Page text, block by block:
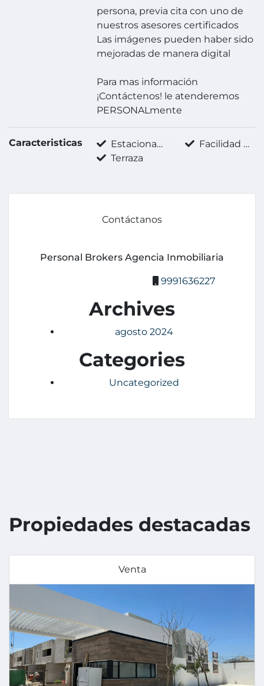
persona, previa cita con uno de
nuestros asesores certificados
Las imágenes pueden haber sido
mejoradas de manera digital
Para mas información
¡Contáctenos! le atenderemos
PERSONALmente
Caracteristicas Estacionamiento techado
Facilidad para estacionarse
Terraza
Contáctanos
Personal Brokers Agencia Inmobiliaria
9991636227
Archives
agosto 2024
Categories
Uncategorized
Propiedades destacadas
Venta